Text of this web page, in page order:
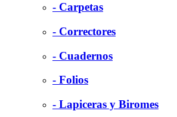
- Carpetas
- Correctores
- Cuadernos
- Folios
- Lapiceras y Biromes